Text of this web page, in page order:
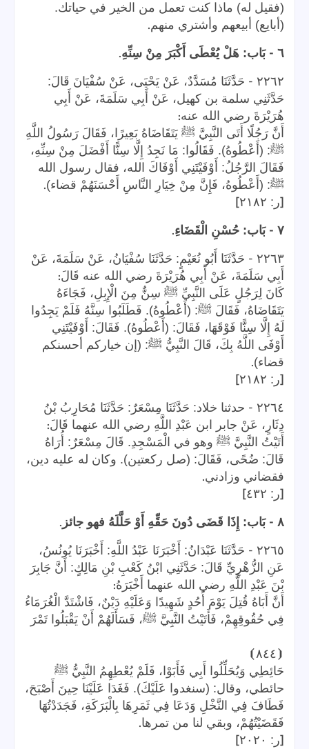
(فقيل له) ماذا كنت تعمل من الخير في حياتك.
(أبايع) أبيعهم وأشتري منهم.
٦ -بَاب: هَلْ يُعْطَى أَكْبَرَ مِنْ سِنِّهِ.
٢٢٦٢ - حَدَّثَنَا مُسَدَّدٌ، عَنْ يَحْيَى، عَنْ سُفْيَانَ قَالَ:
حَدَّثَنِي سلمة بن كهيل، عَنْ أَبِي سَلَمَةَ، عَنْ أَبِي
هُرَيْرَةَ رضي الله عنه:
أَنَّ رَجُلًا أَتَى النَّبِيَّ ﷺ يَتَقَاضَاهُ بَعِيرًا، فَقَالَ رَسُولُ اللَّهِ
ﷺ: (أَعْطُوهُ). فَقَالُوا: مَا نَجِدُ إِلَّا سِنًّا أَفْضَلَ مِنْ سِنِّهِ،
فَقَالَ الرَّجُلُ: أَوْفَيْتَنِي أَوْفَاكَ الله، فقال رسول الله
ﷺ: (أَعْطُوهُ، فَإِنَّ مِنْ خِيَارِ النَّاسِ أَحْسَنَهُمْ قضاء).
[ر: ٢١٨٢ ]
٧ -بَاب: حُسْنِ الْقَضَاءِ.
٢٢٦٣ - حَدَّثَنَا أَبُو نُعَيْمٍ: حَدَّثَنَا سُفْيَانُ، عَنْ سَلَمَةَ، عَنْ
أَبِي سَلَمَةَ، عَنْ أَبِي هُرَيْرَةَ رضي الله عنه قَالَ:
كَانَ لِرَجُلٍ عَلَى النَّبِيِّ ﷺ سِنٌّ مِنَ الْإِبِلِ، فَجَاءَهُ
يَتَقَاضَاهُ، فَقَالَ ﷺ: (أَعْطُوهُ). فَطَلَبُوا سِنَّهُ فَلَمْ يَجِدُوا
لَهُ إِلَّا سِنًّا فَوْقَهَا، فَقَالَ: (أَعْطُوهُ). فَقَالَ: أَوْفَيْتَنِي
أَوْفَى اللَّهُ بِكَ، قَالَ النَّبِيُّ ﷺ: (إن خياركم أحسنكم
قضاء).
[ر: ٢١٨٢ ]
٢٢٦٤ - حدثنا خلاد: حَدَّثَنَا مِسْعَرٌ: حَدَّثَنَا مُحَارِبُ بْنُ
دِثَارٍ، عَنْ جابر ابن عَبْدِ اللَّهِ رضي الله عنهما قَالَ:
أَتَيْتُ النَّبِيَّ ﷺ وهو في الْمَسْجِدِ. قَالَ مِسْعَرٌ: أُرَاهُ
قَالَ: ضُحًى، فَقَالَ: (صل ركعتين). وكان له عليه دين،
فقضاني وزادني.
[ر: ٤٣٢ ]
٨ -بَاب: إِذَا قَضَى دُونَ حَقِّهِ أَوْ حَلَّلَهُ فهو جائز .
٢٢٦٥ - حَدَّثَنَا عَبْدَانُ: أَخْبَرَنَا عَبْدُ اللَّهِ: أَخْبَرَنَا يُونُسُ،
عَنِ الزُّهْرِيِّ قَالَ: حَدَّثَنِي ابْنُ كَعْبِ بْنِ مَالِكٍ: أَنَّ جَابِرَ
بْنَ عَبْدِ اللَّهِ رضي الله عنهما أَخْبَرَهُ:
أَنَّ أَبَاهُ قُتِلَ يَوْمَ أُحُدٍ شَهِيدًا وَعَلَيْهِ دَيْنٌ، فَاشْتَدَّ الْغُرَمَاءُ
فِي حُقُوقِهِمْ، فَأَتَيْتُ النَّبِيَّ ﷺ، فَسَأَلَهُمْ أَنْ يَقْبَلُوا تَمْرَ
⦗٨٤٤⦘
حَائِطِي وَيُحَلِّلُوا أَبِي فَأَبَوْا، فَلَمْ يُعْطِهِمُ النَّبِيُّ ﷺ
حائطي، وقال: (سنغدوا عَلَيْكَ). فَغَدَا عَلَيْنَا حِينَ أَصْبَحَ،
فَطَافَ فِي النَّخْلِ وَدَعَا فِي ثَمَرِهَا بِالْبَرَكَةِ، فَجَدَدْتُهَا
فَقَضَيْتُهُمْ، وبقي لنا من تمرها.
[ر: ٢٠٢٠ ]